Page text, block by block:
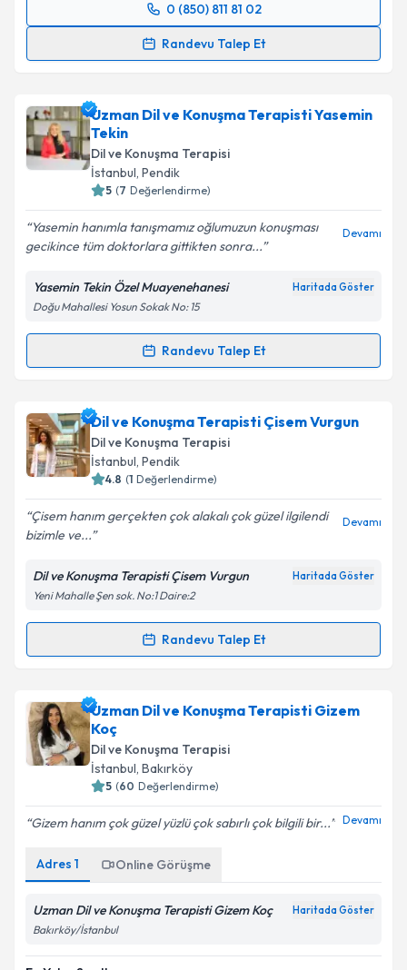
0 (850) 811 81 02
Randevu Talep Et
Randevu Takvimi Talebi
takvim hazırlandığında e-posta ile bilgilendireceğiz.
E-posta Adresiniz
Kişisel verilerimin işlenmesine ilişkin
Aydınlatma
'ni okudum ve kişisel verilerimin belirtilen
kapsamda işlenmesini kabul ediyorum.
Takvim Talebini Gönder
Uzman Dil ve Konuşma Terapisti Yasemin
Tekin
Dil ve Konuşma Terapisi
İstanbul, Pendik
5 (7 Değerlendirme)
Yasemin hanımla tanışmamız oğlumuzun konuşması
gecikince tüm doktorlara gittikten sonra...
Devamı
Yasemin Tekin Özel Muayenehanesi Haritada Göster
Doğu Mahallesi Yosun Sokak No: 15
Randevu Talep Et
Randevu Takvimi Talebi
Uzman Dil ve Konuşma Terapisti Yasemin Tekin
için randevu takvimi talebi oluşturun. Size bu
uzmandan randevu almanız için bir takvim
hazırlandığında e-posta ile bilgilendireceğiz.
E-posta Adresiniz
Kişisel verilerimin işlenmesine ilişkin
Metni'ni okudum ve kişisel verilerimin belirtilen
kapsamda işlenmesini kabul ediyorum.
Dil ve Konuşma Terapisti Çisem Vurgun
Dil ve Konuşma Terapisi
İstanbul, Pendik
4.8 (1 Değerlendirme)
Çisem hanım gerçekten çok alakalı çok güzel ilgilendi
bizimle ve...
Devamı
Dil ve Konuşma Terapisti Çisem Vurgun Haritada Göster
Yeni Mahalle Şen sok. No:1 Daire:2
Randevu Talep Et
Randevu Takvimi Talebi
Dil ve Konuşma Terapisti Çisem Vurguniçin
randevu takvimi talebi oluşturun. Size bu uzmandan
randevu almanız için bir takvim hazırlandığında e-
posta ile bilgilendireceğiz.
Metni'ni okudum ve kişisel verilerimin belirtilen
kapsamda işlenmesini kabul ediyorum.
Uzman Dil ve Konuşma Terapisti Gizem
Koç
Dil ve Konuşma Terapisi
İstanbul, Bakırköy
5 (60 Değerlendirme)
Gizem hanım çok güzel yüzlü çok sabırlı çok bilgili bir... Devamı
Adres 1 Online Görüşme
Uzman Dil ve Konuşma Terapisti Gizem Koç Haritada Göster
Bakırköy/İstanbul